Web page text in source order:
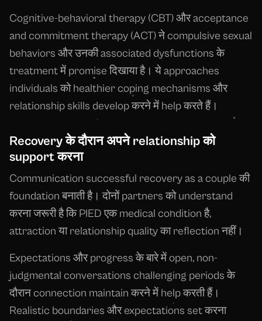
Cognitive-behavioral therapy (CBT) और acceptance
and commitment therapy (ACT) ने compulsive sexual
behaviors और उनकी associated dysfunctions के
treatment में promise दिखाया है। ये approaches
individuals को healthier coping mechanisms और
relationship skills develop करने में help करते हैं।
Recovery के दौरान अपने relationship को
support करना
Communication successful recovery as a couple की
foundation बनाती है। दोनों partners को understand
करना जरूरी है कि PIED एक medical condition है,
attraction या relationship quality का reflection नहीं।
Expectations और progress के बारे में open, non-
judgmental conversations challenging periods के
दौरान connection maintain करने में help करती हैं।
Realistic boundaries और expectations set करना